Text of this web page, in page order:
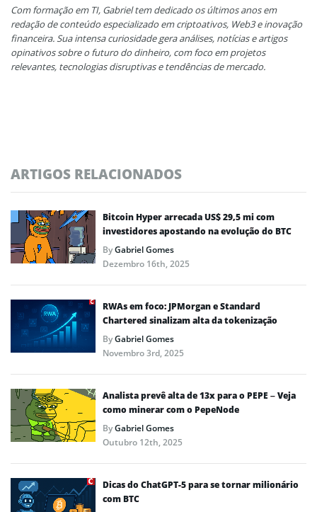
Com formação em TI, Gabriel tem dedicado os últimos anos em
redação de conteúdo especializado em criptoativos, Web3 e inovação
financeira. Sua intensa curiosidade gera análises, notícias e artigos
opinativos sobre o futuro do dinheiro, com foco em projetos
relevantes, tecnologias disruptivas e tendências de mercado.
ARTIGOS RELACIONADOS
Bitcoin Hyper arrecada US$ 29,5 mi com
investidores apostando na evolução do BTC
ByGabriel Gomes
Dezembro 16th, 2025
RWAs em foco: JPMorgan e Standard
Chartered sinalizam alta da tokenização
ByGabriel Gomes
Novembro 3rd, 2025
Analista prevê alta de 13x para o PEPE – Veja
como minerar com o PepeNode
ByGabriel Gomes
Outubro 12th, 2025
Dicas do ChatGPT-5 para se tornar milionário
com BTC